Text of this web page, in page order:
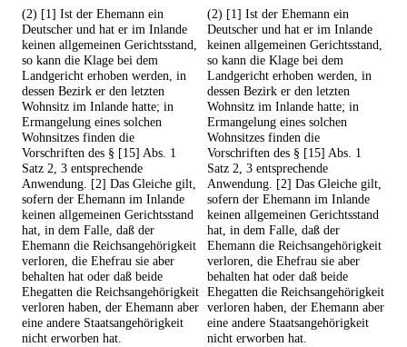
(2) [1] Ist der Ehemann ein
Deutscher und hat er im Inlande
keinen allgemeinen Gerichtsstand,
so kann die Klage bei dem
Landgericht erhoben werden, in
dessen Bezirk er den letzten
Wohnsitz im Inlande hatte; in
Ermangelung eines solchen
Wohnsitzes finden die
Vorschriften des § [15] Abs. 1
Satz 2, 3 entsprechende
Anwendung. [2] Das Gleiche gilt,
sofern der Ehemann im Inlande
keinen allgemeinen Gerichtsstand
hat, in dem Falle, daß der
Ehemann die Reichsangehörigkeit
verloren, die Ehefrau sie aber
behalten hat oder daß beide
Ehegatten die Reichsangehörigkeit
verloren haben, der Ehemann aber
eine andere Staatsangehörigkeit
nicht erworben hat.
(2) [1] Ist der Ehemann ein
Deutscher und hat er im Inlande
keinen allgemeinen Gerichtsstand,
so kann die Klage bei dem
Landgericht erhoben werden, in
dessen Bezirk er den letzten
Wohnsitz im Inlande hatte; in
Ermangelung eines solchen
Wohnsitzes finden die
Vorschriften des § [15] Abs. 1
Satz 2, 3 entsprechende
Anwendung. [2] Das Gleiche gilt,
sofern der Ehemann im Inlande
keinen allgemeinen Gerichtsstand
hat, in dem Falle, daß der
Ehemann die Reichsangehörigkeit
verloren, die Ehefrau sie aber
behalten hat oder daß beide
Ehegatten die Reichsangehörigkeit
verloren haben, der Ehemann aber
eine andere Staatsangehörigkeit
nicht erworben hat.